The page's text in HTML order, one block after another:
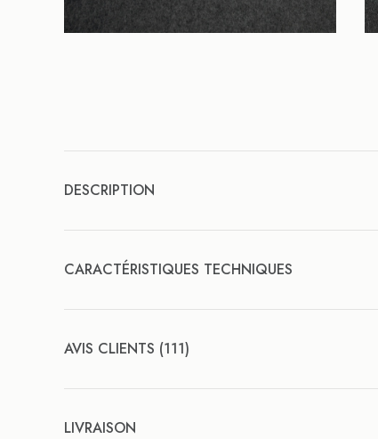
DESCRIPTION
CARACTÉRISTIQUES TECHNIQUES
AVIS CLIENTS (111)
LIVRAISON